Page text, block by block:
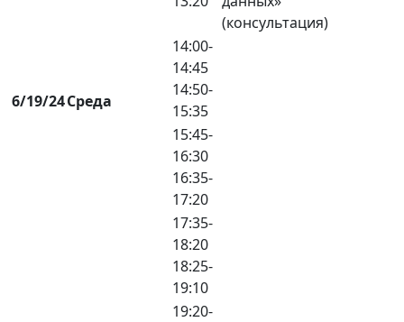
6/19/24Среда
(консультация)
14:00-
14:45
14:50-
15:35
15:45-
16:30
16:35-
17:20
17:35-
18:20
18:25-
19:10
19:20-